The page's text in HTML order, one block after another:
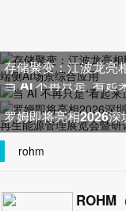
存储聚变：江波龙亮
三大端侧AI场景综合
当 AI 不再只是“看起
罗姆即将亮相2026深
件、可再生能源管理
rohm
ROHM